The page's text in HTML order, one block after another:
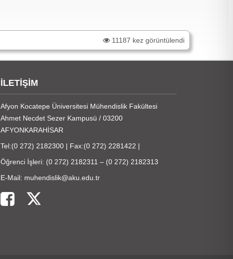
11187 kez görüntülendi
İLETİŞİM
Afyon Kocatepe Üniversitesi Mühendislik Fakültesi
Ahmet Necdet Sezer Kampusü / 03200
AFYONKARAHİSAR
Tel:(0 272) 2182300 | Fax:(0 272) 2281422 |
Öğrenci İşleri: (0 272) 2182311 – (0 272) 2182313
E-Mail: muhendislik@aku.edu.tr